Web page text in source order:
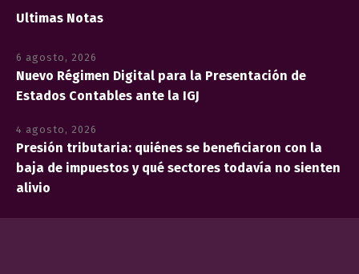
Ultimas Notas
6 agosto, 2026
Nuevo Régimen Digital para la Presentación de
Estados Contables ante la IGJ
4 agosto, 2026
Presión tributaria: quiénes se beneficiaron con la
baja de impuestos y qué sectores todavía no sienten
alivio